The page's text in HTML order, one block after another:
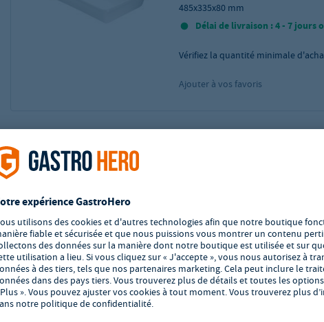
485x335x80 mm
Délai de livraison : 4 - 7 jours
Vérifiez la quantité minimale
Ajouter à vos favoris